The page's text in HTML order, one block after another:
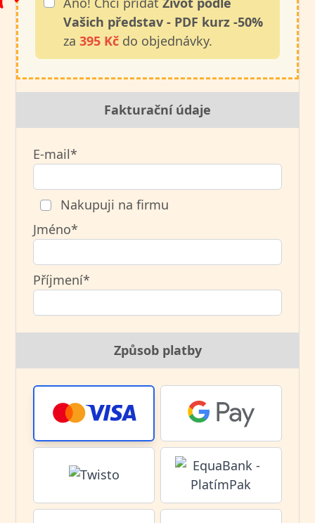
Vašich představ - PDF kurz -50%
za395 Kč do objednávky.
Fakturační údaje
E-mail*
Nakupuji na firmu
Jméno*
Příjmení*
Způsob platby